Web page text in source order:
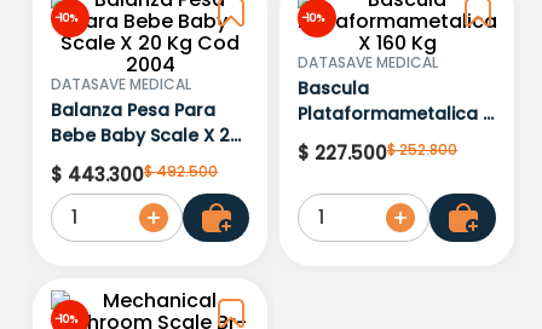
-10 %
DATASAVE MEDICAL
Balanza Pesa Para
Bebe Baby Scale X 20
Kg Cod 2004
$ 443.300$492.500
1
-10 %
DATASAVE MEDICAL
Bascula
Plataformametalica X
160 Kg
$ 227.500$252.800
1
-10 %